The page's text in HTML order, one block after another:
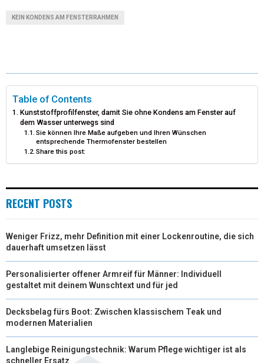
T
T
E
R
O
K
R
S
T
D
N
KEIN KONDENS AM FENSTERRAHMEN
Table of Contents
Kunststoffprofilfenster, damit Sie ohne Kondens am Fenster auf
dem Wasser unterwegs sind
Sie können Ihre Maße aufgeben und Ihren Wünschen
entsprechende Thermofenster bestellen
Share this post:
RECENT POSTS
Weniger Frizz, mehr Definition mit einer Lockenroutine, die sich
dauerhaft umsetzen lässt
Personalisierter offener Armreif für Männer: Individuell
gestaltet mit deinem Wunschtext und für jed
Decksbelag fürs Boot: Zwischen klassischem Teak und
modernen Materialien
Langlebige Reinigungstechnik: Warum Pflege wichtiger ist als
schneller Ersatz